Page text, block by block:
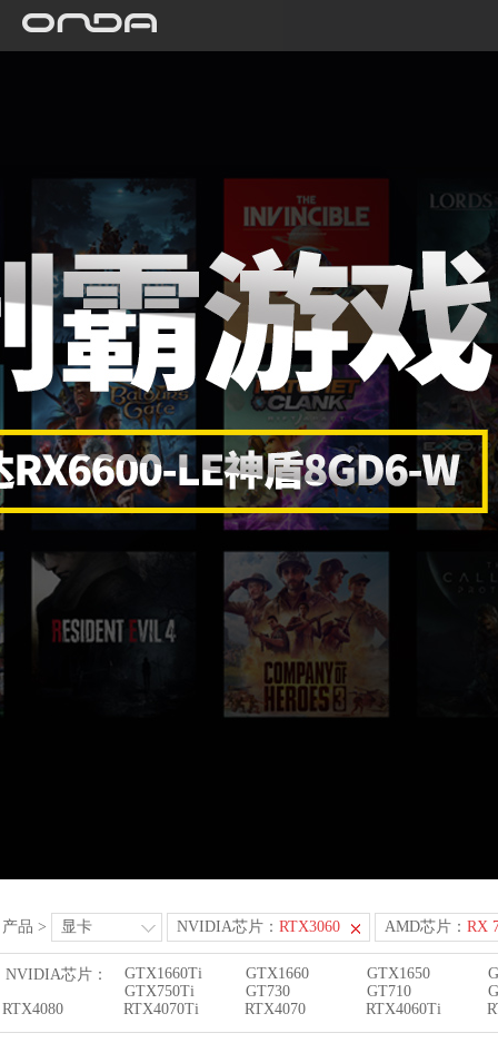
产品 > 显卡 NVIDIA芯片： RTX3060 AMD芯片： RX
NVIDIA芯片： GTX1660Ti GTX1660 GTX1650
GTX750Ti
GT730 GT710
RTX4080
RTX4070Ti RTX4070 RTX4060Ti